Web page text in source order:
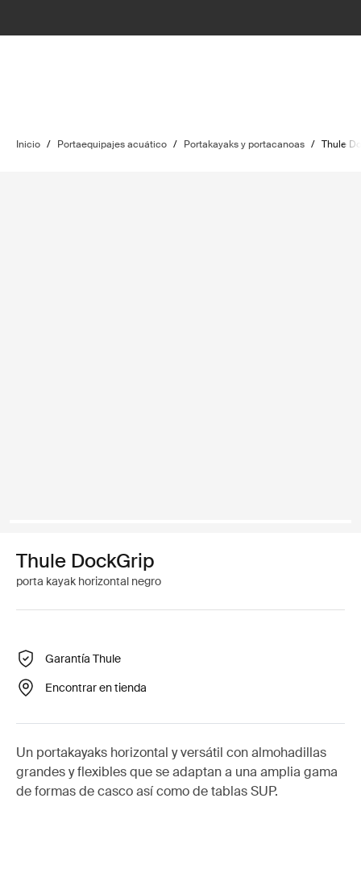
Inicio / Portaequipajes acuático / Portakayaks y portacanoas / Thule
Thule DockGrip
porta kayak horizontal negro
Garantía Thule
Encontrar en tienda
Un portakayaks horizontal y versátil con almohadillas
grandes y flexibles que se adaptan a una amplia gama
de formas de casco así como de tablas SUP.